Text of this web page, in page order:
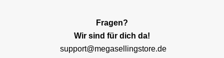
Fragen?
Wir sind für dich da!
support@megasellingstore.de